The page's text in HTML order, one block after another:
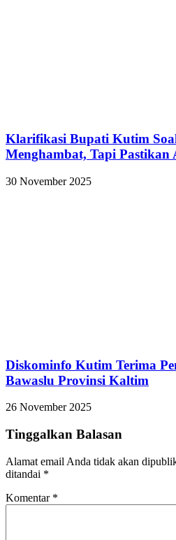
Klarifikasi Bupati Kutim
Menghambat, Tapi Pastikan
30 November 2025
Diskominfo Kutim Terima
Bawaslu Provinsi Kaltim
26 November 2025
Tinggalkan Balasan
Alamat email Anda tidak akan
ditandai *
Komentar *